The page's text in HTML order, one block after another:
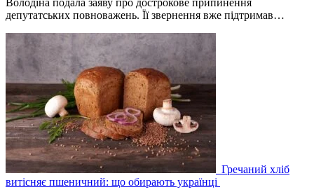
депутатських повноважень. Її звернення вже підтримав…
Гречаний хліб
витісняє пшеничний: що обирають українці